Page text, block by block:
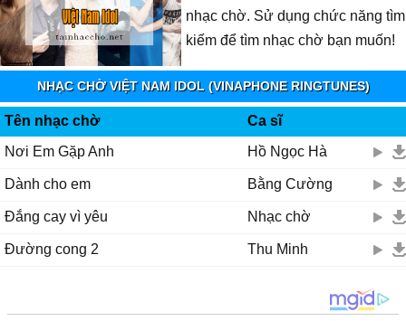
nhạc chờ. Sử dụng chức năng tìm
kiếm để tìm nhạc chờ bạn muốn!
NHẠC CHỜ VIỆT NAM IDOL (VINAPHONE RINGTUNES)
Tên nhạc chờ
Ca sĩ
Nơi Em Gặp Anh
Hồ Ngọc Hà
Dành cho em Bằng Cường
Đắng cay vì yêu Nhạc chờ
Đường cong 2 Thu Minh